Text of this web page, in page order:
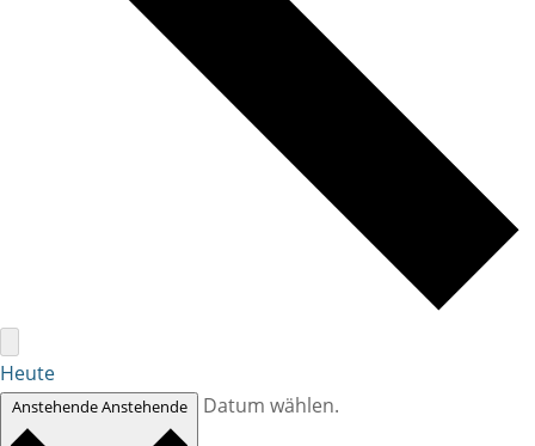
Heute
AnstehendeAnstehende Datum wählen.